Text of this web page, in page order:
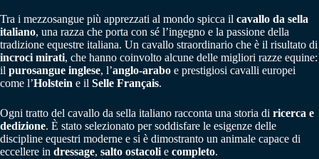
Tra i mezzosangue più apprezzati al mondo spicca il cavallo da sella
italiano, una razza che porta con sé l’ingegno e la passione della
tradizione equestre italiana. Un cavallo straordinario che è il risultato di
incroci mirati, che hanno coinvolto alcune delle migliori razze equine:
il purosangue inglese, l’anglo-arabo e prestigiosi cavalli europei
come l’Holstein e il Selle Français.
Ogni tratto del cavallo da sella italiano racconta una storia di ricerca e
dedizione. È stato selezionato per soddisfare le esigenze delle
discipline equestri moderne e si è dimostranto un animale capace di
eccellere in dressage, salto ostacoli e completo.